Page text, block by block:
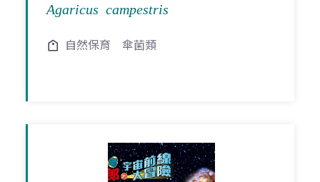
Agaricus campestris
自然保育 傘菌類